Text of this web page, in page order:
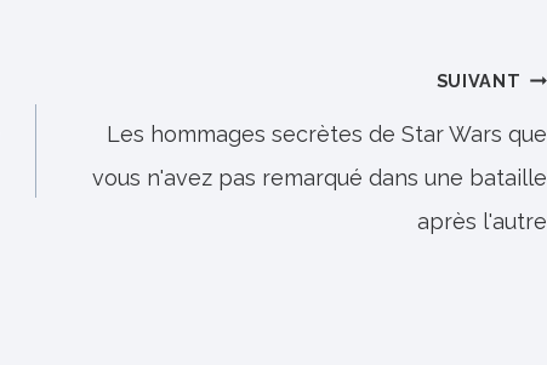
SUIVANT
Les hommages secrètes de Star Wars que
vous n'avez pas remarqué dans une bataille
après l'autre